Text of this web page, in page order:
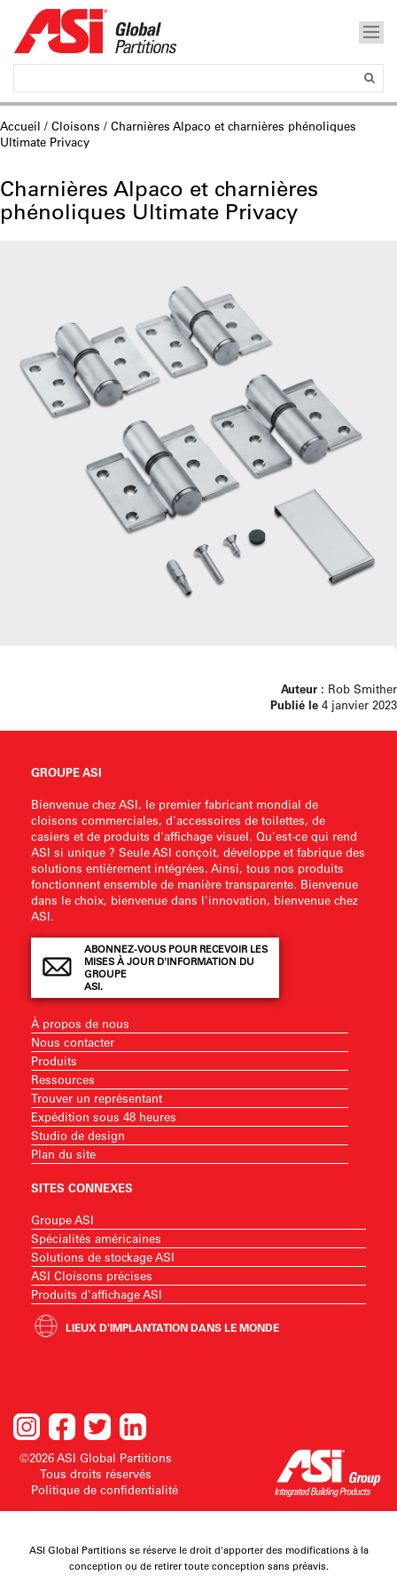
Accueil / Cloisons / Charnières Alpaco et charnières phénoliques
Ultimate Privacy
Charnières Alpaco et charnières
phénoliques Ultimate Privacy
Auteur : Rob Smither
Publié le 4 janvier 2023
GROUPE ASI
Bienvenue chez ASI, le premier fabricant mondial de
cloisons commerciales, d'accessoires de toilettes, de
casiers et de produits d'affichage visuel. Qu'est-ce qui rend
ASI si unique ? Seule ASI conçoit, développe et fabrique des
solutions entièrement intégrées. Ainsi, tous nos produits
fonctionnent ensemble de manière transparente. Bienvenue
dans le choix, bienvenue dans l'innovation, bienvenue chez
ASI.
ABONNEZ-VOUS POUR RECEVOIR LES
MISES À JOUR D'INFORMATION DU
GROUPE
ASI.
À propos de nous
Nous contacter
Produits
Ressources
Trouver un représentant
Expédition sous 48 heures
Studio de design
Plan du site
SITES CONNEXES
Groupe ASI
Spécialités américaines
Solutions de stockage ASI
ASI Cloisons précises
Produits d'affichage ASI
LIEUX D'IMPLANTATION DANS LE MONDE
©2026 ASI Global Partitions
Tous droits réservés
Politique de confidentialité
ASI Global Partitions se réserve le droit d'apporter des modifications à la
conception ou de retirer toute conception sans préavis.